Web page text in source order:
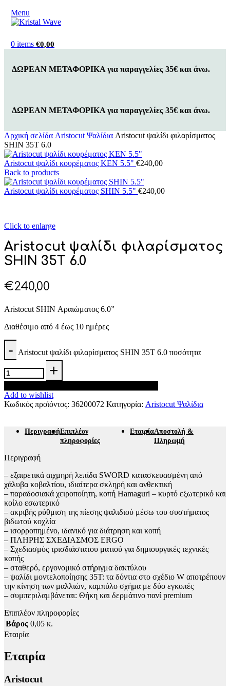
Menu
0 items €0,00
ΔΩΡΕΑΝ ΜΕΤΑΦΟΡΙΚΑ για παραγγελίες 35€ και άνω.
ΔΩΡΕΑΝ ΜΕΤΑΦΟΡΙΚΑ για παραγγελίες 35€ και άνω.
Αρχική σελίδα Aristocut Ψαλίδια Aristocut ψαλίδι φιλαρίσματος
SHIN 35T 6.0
Aristocut ψαλίδι κουρέματος KEN 5.5" €240,00
Back to products
Aristocut ψαλίδι κουρέματος SHIN 5.5" €240,00
Click to enlarge
Aristocut ψαλίδι φιλαρίσματος
SHIN 35T 6.0
€240,00
Aristocut SHIN Αραιώματος 6.0”
Διαθέσιμο από 4 έως 10 ημέρες
Aristocut ψαλίδι φιλαρίσματος SHIN 35T 6.0 ποσότητα
Add to wishlist
Κωδικός προϊόντος: 36200072 Κατηγορία: Aristocut Ψαλίδια
ΠεριγραφήΕπιπλέον
πληροφορίες
ΕταιρίαΑποστολή &
Πληρωμή
Περιγραφή
– εξαιρετικά αιχμηρή λεπίδα SWORD κατασκευασμένη από
χάλυβα κοβαλτίου, ιδιαίτερα σκληρή και ανθεκτική
– παραδοσιακά χειροποίητη, κοπή Hamaguri – κυρτό εξωτερικό και
κοίλο εσωτερικό
– ακριβής ρύθμιση της πίεσης ψαλιδιού μέσω του συστήματος
βιδωτού κοχλία
– ισορροπημένο, ιδανικό για διάτρηση και κοπή
– ΠΛΗΡΗΣ ΣΧΕΔΙΑΣΜΟΣ ERGO
– Σχεδιασμός τρισδιάστατου ματιού για δημιουργικές τεχνικές
κοπής
– σταθερό, εργονομικό στήριγμα δακτύλου
– ψαλίδι μοντελοποίησης 35Τ: τα δόντια στο σχέδιο W αποτρέπουν
την κίνηση των μαλλιών, καμπύλο σχήμα με δύο εγκοπές
– συμπεριλαμβάνεται: Θήκη και δερμάτινο πανί premium
Επιπλέον πληροφορίες
Βάρος 0,05 κ.
Εταιρία
Εταιρία
Aristocut